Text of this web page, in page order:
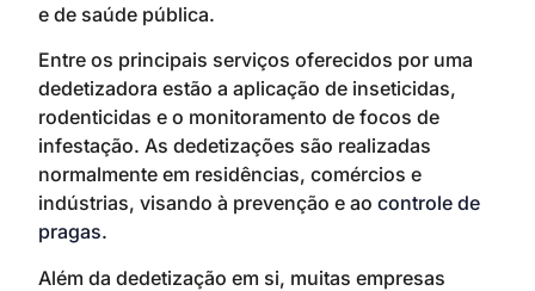
e de saúde pública.
Entre os principais serviços oferecidos por uma
dedetizadora estão a aplicação de inseticidas,
rodenticidas e o monitoramento de focos de
infestação. As dedetizações são realizadas
normalmente em residências, comércios e
indústrias, visando à prevenção e ao controle de
pragas.
Além da dedetização em si, muitas empresas